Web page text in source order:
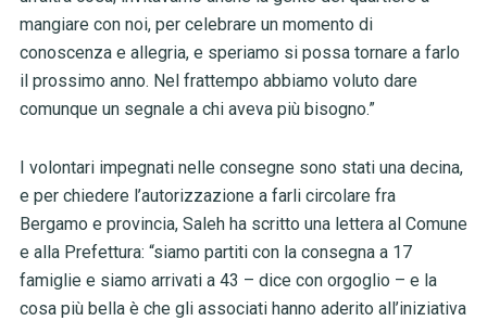
mangiare con noi, per celebrare un momento di
conoscenza e allegria, e speriamo si possa tornare a farlo
il prossimo anno. Nel frattempo abbiamo voluto dare
comunque un segnale a chi aveva più bisogno.”
I volontari impegnati nelle consegne sono stati una decina,
e per chiedere l’autorizzazione a farli circolare fra
Bergamo e provincia, Saleh ha scritto una lettera al Comune
e alla Prefettura: “siamo partiti con la consegna a 17
famiglie e siamo arrivati a 43 – dice con orgoglio – e la
cosa più bella è che gli associati hanno aderito all’iniziativa